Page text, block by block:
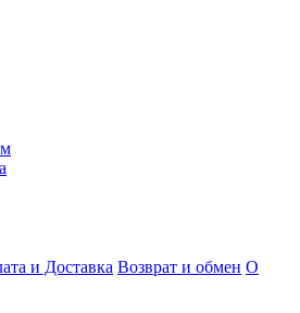
и Доставка Возврат и обмен О